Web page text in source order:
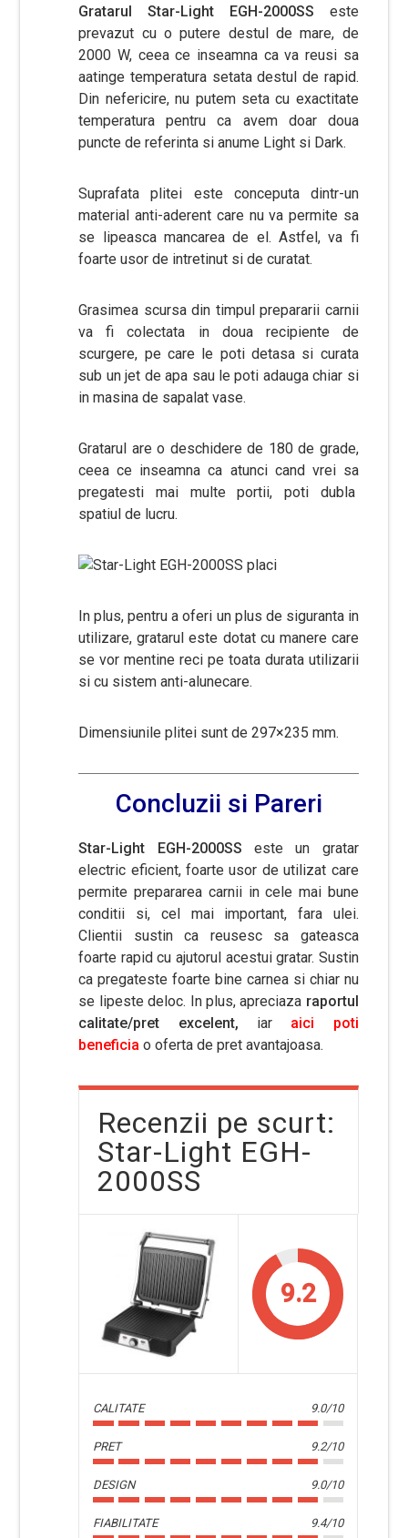
Gratarul Star-Light EGH-2000SS este
prevazut cu o putere destul de mare, de
2000 W, ceea ce inseamna ca va reusi sa
aatinge temperatura setata destul de rapid.
Din nefericire, nu putem seta cu exactitate
temperatura pentru ca avem doar doua
puncte de referinta si anume Light si Dark.
Suprafata plitei este conceputa dintr-un
material anti-aderent care nu va permite sa
se lipeasca mancarea de el. Astfel, va fi
foarte usor de intretinut si de curatat.
Grasimea scursa din timpul prepararii carnii
va fi colectata in doua recipiente de
scurgere, pe care le poti detasa si curata
sub un jet de apa sau le poti adauga chiar si
in masina de sapalat vase.
Gratarul are o deschidere de 180 de grade,
ceea ce inseamna ca atunci cand vrei sa
pregatesti mai multe portii, poti dubla
spatiul de lucru.
In plus, pentru a oferi un plus de siguranta in
utilizare, gratarul este dotat cu manere care
se vor mentine reci pe toata durata utilizarii
si cu sistem anti-alunecare.
Dimensiunile plitei sunt de 297×235 mm.
Concluzii si Pareri
Star-Light EGH-2000SS este un gratar
electric eficient, foarte usor de utilizat care
permite prepararea carnii in cele mai bune
conditii si, cel mai important, fara ulei.
Clientii sustin ca reusesc sa gateasca
foarte rapid cu ajutorul acestui gratar. Sustin
ca pregateste foarte bine carnea si chiar nu
se lipeste deloc. In plus, apreciaza raportul
calitate/pret excelent, iar aici poti
beneficia o oferta de pret avantajoasa.
Recenzii pe scurt:
Star-Light EGH-
2000SS
9.2
CALITATE 9.0/10
PRET 9.2/10
DESIGN 9.0/10
FIABILITATE 9.4/10